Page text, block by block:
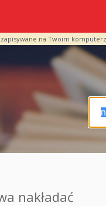
na Twoim
nakładać